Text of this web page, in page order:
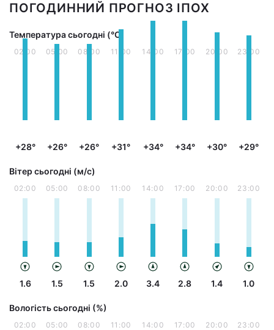
ПОГОДИННИЙ ПРОГНОЗ ІПОХ
Температура сьогодні (°С)
02:00
+28°
05:00
+26°
08:00
+26°
11:00
+31°
14:00
+34°
17:00
+34°
20:00
+30°
23:00
+29°
Вітер сьогодні (м/с)
02:00
1.6
05:00
1.5
08:00
1.5
11:00
2.0
14:00
3.4
17:00
2.8
20:00
1.4
23:00
1.0
Вологість сьогодні (%)
02:00 05:00 08:00 11:00 14:00 17:00 20:00 23:00